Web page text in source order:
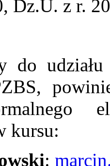
Dz.U. z r.
do
kursu:
: